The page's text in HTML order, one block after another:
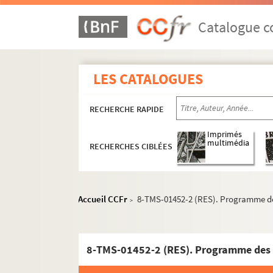
Catalogue
LES CATALOGUES
RECHERCHE RAPIDE
RECHERCHES CIBLÉES
Imprimés
multimédia
Accueil CCFr > 8-TMS-01452-2 (RES). Programme
8-TMS-01452-2 (RES). Programme
Charles Hugo, Paul Meurice. Les
Eduardo Scarpetta. Misère et noblesse :
Georges Berr, Louis Verneuil. Miss France :
Robert Cedric Sheriff. Miss Mabel : pièce en
Marcel Béliard. La mission de Frère
Alexandre Bisson. Une mission délicate :
Jean Racine. Mithridate : tragédie en 5
Luc Morier. Le modèle : comédie en 1 acte.
Paul Gavault, Georges Berr. Moins cinq :
Maryse Choisy. Un mois chez les filles :